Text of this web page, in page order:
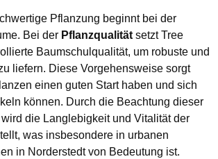
Pflanzung beginnt bei der
Bei der Pflanzqualitätsetzt Tree
Baumschulqualität, um robuste und
liefern. Diese Vorgehensweise sorgt
einen guten Start haben und sich
können. Durch die Beachtung dieser
die Langlebigkeit und Vitalität der
was insbesondere in urbanen
in Norderstedt von Bedeutung ist.